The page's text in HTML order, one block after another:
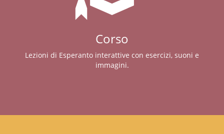
Corso
Lezioni di Esperanto interattive con esercizi, suoni e
immagini.